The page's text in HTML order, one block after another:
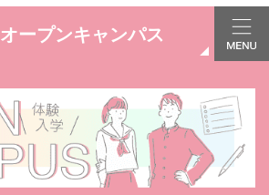
オープンキャンパス